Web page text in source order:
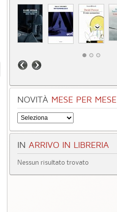
NOVITÀ MESE PER MESE
IN ARRIVO IN LIBRERIA
Nessun risultato trovato